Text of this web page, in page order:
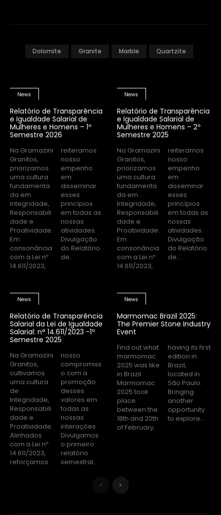
Dolomite Granite Marble Quartzite
News
Relatório de Transparência
e Igualdade Salarial de
Mulheres e Homens – 1º
Semestre 2026
Na Gramazini
Granitos,
priorizamos
uma cultura
fundamenta
da em
Integridade,
Responsabili
dade e
Proatividade.
Em
consonância
com a Lei nº
14.611/2023,
reiteramos
nosso
empenho
em
disseminar
esses
princípios
em todas as
nossas
atividades.
Divulgação
do Relatório
de...
News
Relatório de Transparência
e Igualdade Salarial de
Mulheres e Homens – 2º
Semestre 2025
Na Gramazini
Granitos,
priorizamos
uma cultura
fundamenta
da em
Integridade,
Responsabili
dade e
Proatividade.
Em
consonância
com a Lei nº
14.611/2023,
reiteramos
nosso
empenho
em
disseminar
esses
princípios
em todas as
nossas
atividades.
Divulgação
do Relatório
de...
News
Relatório de Transparência
Salarial da Lei de Igualdade
Salarial: n° 14.611/2023 -1º
Semestre 2025
Na Gramazini
Granitos,
cultivamos
uma cultura
de
Integridade,
Responsabili
dade e
Proatividade.
Alinhados
com a Lei nº
14.611/2023,
reforçamos
nosso
compromiss
o com a
promoção
desses
valores em
todas as
nossas
interações.
Divulgamos
o primeiro
relatório
semestral...
News
Marmomac Brazil 2025:
The Premier Stone Industry
Event
Find out what
marmomac
2025 was like
in Brazil
Marmomac
2025 took
place
between the
18th and 20th
of February,
having its first
edition in
Brazil,
located in
São Paulo.
Bringing
another
opportunity
to explore...